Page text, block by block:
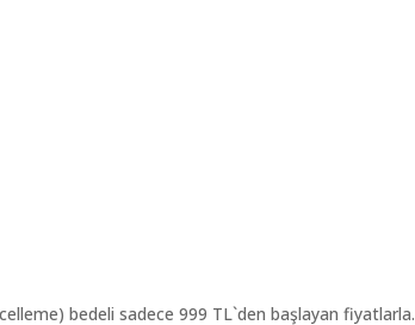
bedeli sadece 999 TL`den başlayan fiyatlarla.